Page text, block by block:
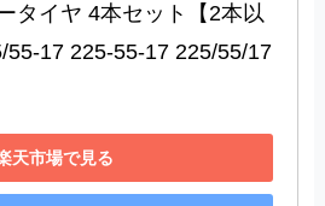
タイヤ 4本セット【2本以
55-17 225-55-17 225/55/17
天市場で見る